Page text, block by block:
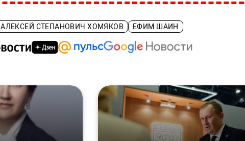
АЛЕКСЕЙ СТЕПАНОВИЧ ХОМЯКОВ ЕФИМ ШАИН